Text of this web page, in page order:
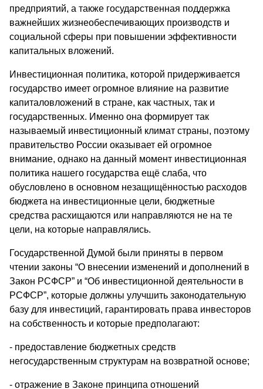
предприятий, а также государственная поддержка
важнейших жизнеобеспечивающих производств и
социальной сферы при повышении эффективности
капитальных вложений.
Инвестиционная политика, которой придерживается
государство имеет огромное влияние на развитие
капиталовложений в стране, как частных, так и
государственных. Именно она формирует так
называемый инвестиционный климат страны, поэтому
правительство России оказывает ей огромное
внимание, однако на данный момент инвестиционная
политика нашего государства ещё слаба, что
обусловлено в основном незащищённостью расходов
бюджета на инвестиционные цели, бюджетные
средства расхищаются или направляются не на те
цели, на которые направлялись.
Государственной Думой были приняты в первом
чтении законы “О внесении изменений и дополнений в
Закон РСФСР” и “Об инвестиционной деятельности в
РСФСР”, которые должны улучшить законодательную
базу для инвестиций, гарантировать права инвесторов
на собственность и которые предполагают:
- предоставление бюджетных средств
негосударственным структурам на возвратной основе;
- отражение в Законе принципа отношений